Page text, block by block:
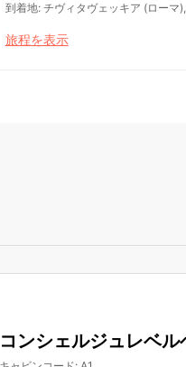
到着地: チヴィタヴェッキア (ローマ
旅程を表示
コンシェルジュレベル